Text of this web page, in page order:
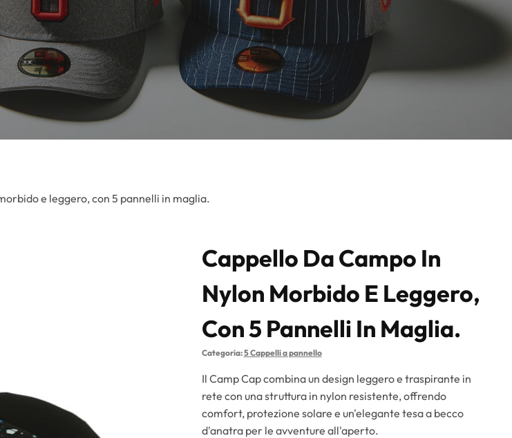
e leggero, con 5 pannelli in maglia.
Cappello Da Campo In
Nylon Morbido E Leggero,
Con 5 Pannelli In Maglia.
Categoria:5 Cappelli a pannello
Il Camp Cap combina un design leggero e traspirante in
rete con una struttura in nylon resistente, offrendo
comfort, protezione solare e un'elegante tesa a becco
d'anatra per le avventure all'aperto.